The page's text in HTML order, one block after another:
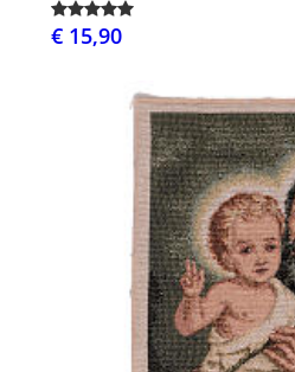
€ 15,90